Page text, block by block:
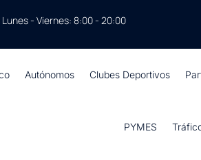
Lunes - Viernes: 8:00 - 20:00
Autónomos Clubes Deportivos
PYMES